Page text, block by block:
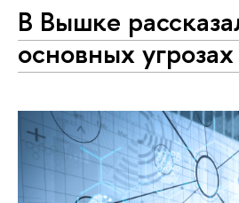
В Вышке
основных